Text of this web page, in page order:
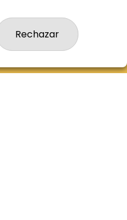
Rechazar